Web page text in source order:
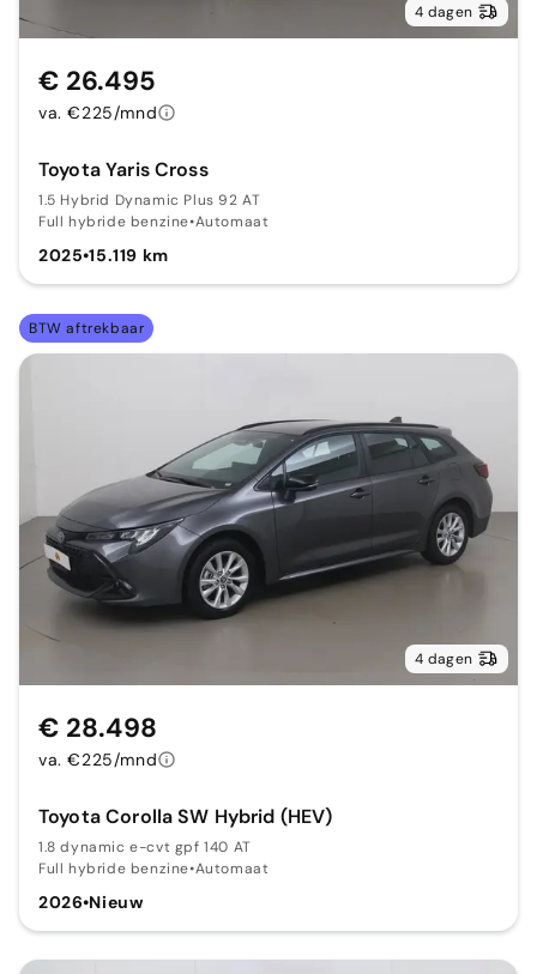
4 dagen
Toyota Yaris Cross
1.5 Hybrid Dynamic Plus 92 AT
Full hybride benzine•Automaat
2025•15.119 km
€ 26.495
va. €225/mnd
BTW aftrekbaar
4 dagen
Toyota Corolla SW Hybrid (HEV)
1.8 dynamic e-cvt gpf 140 AT
Full hybride benzine•Automaat
2026•Nieuw
€ 28.498
va. €225/mnd